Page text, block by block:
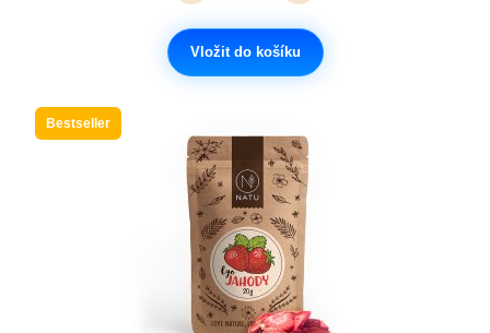
Vložit do košíku
Bestseller